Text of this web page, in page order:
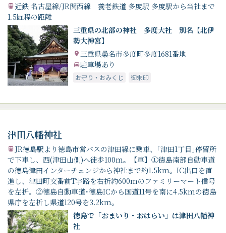
近鉄 名古屋線/JR関西線 養老鉄道 多度駅 多度駅から当社まで
1.5㎞程の距離
三重県の北部の神社 多度大社 別名【北伊
勢大神宮】
三重県桑名市多度町多度1681番地
駐車場あり
お守り・おみくじ 御朱印
津田八幡神社
JR徳島駅より徳島市営バスの津田線に乗車、｢津田1丁目｣停留所
で下車し、西(津田山側)へ徒歩100m。【車】①徳島南部自動車道
の徳島津田インターチェンジから神社まで約1.5km。IC出口を直
進し、津田町交番前T字路を右折約600mのファミリーマート信号
を左折。②徳島自動車道･徳島ICから国道11号を南に4.5kmの徳島
県庁を左折し県道120号を3.2km。
徳島で「おまいり・おはらい」は津田八幡神
社